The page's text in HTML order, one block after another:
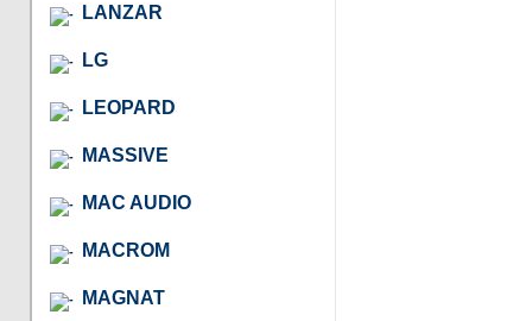
LANZAR
LG
LEOPARD
MASSIVE
MAC AUDIO
MACROM
MAGNAT